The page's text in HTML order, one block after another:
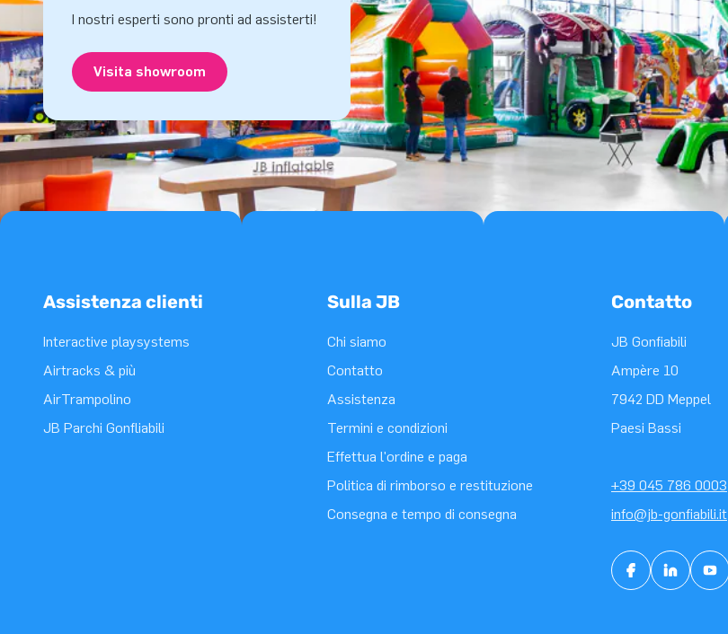
I nostri esperti sono pronti ad assisterti!
Visita showroom
Assistenza clienti
Interactive playsystems
Airtracks & più
AirTrampolino
JB Parchi Gonfliabili
Sulla JB
Chi siamo
Contatto
Assistenza
Termini e condizioni
Effettua l'ordine e paga
Politica di rimborso e restituzione
Consegna e tempo di consegna
Contatto
JB Gonfiabili
Ampère 10
7942 DD Meppel
Paesi Bassi
+39 045 786 0003
info@jb-gonfiabili.it